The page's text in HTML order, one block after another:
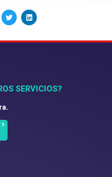
SERVICIOS?